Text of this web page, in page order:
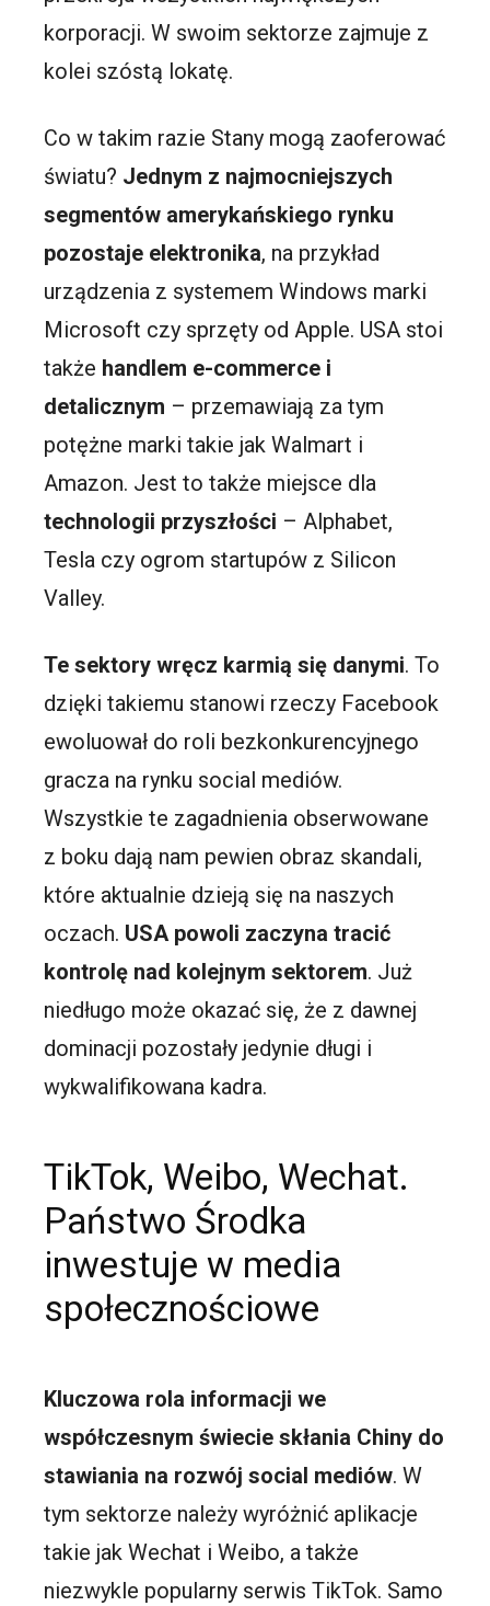
korporacji. W swoim sektorze zajmuje z
kolei szóstą lokatę.
Co w takim razie Stany mogą zaoferować
światu? Jednym z najmocniejszych
segmentów amerykańskiego rynku
pozostaje elektronika, na przykład
urządzenia z systemem Windows marki
Microsoft czy sprzęty od Apple. USA stoi
także handlem e-commerce i
detalicznym – przemawiają za tym
potężne marki takie jak Walmart i
Amazon. Jest to także miejsce dla
technologii przyszłości – Alphabet,
Tesla czy ogrom startupów z Silicon
Valley.
Te sektory wręcz karmią się danymi. To
dzięki takiemu stanowi rzeczy Facebook
ewoluował do roli bezkonkurencyjnego
gracza na rynku social mediów.
Wszystkie te zagadnienia obserwowane
z boku dają nam pewien obraz skandali,
które aktualnie dzieją się na naszych
oczach. USA powoli zaczyna tracić
kontrolę nad kolejnym sektorem. Już
niedługo może okazać się, że z dawnej
dominacji pozostały jedynie długi i
wykwalifikowana kadra.
TikTok, Weibo, Wechat.
Państwo Środka
inwestuje w media
społecznościowe
Kluczowa rola informacji we
współczesnym świecie skłania Chiny do
stawiania na rozwój social mediów. W
tym sektorze należy wyróżnić aplikacje
takie jak Wechat i Weibo, a także
niezwykle popularny serwis TikTok. Samo